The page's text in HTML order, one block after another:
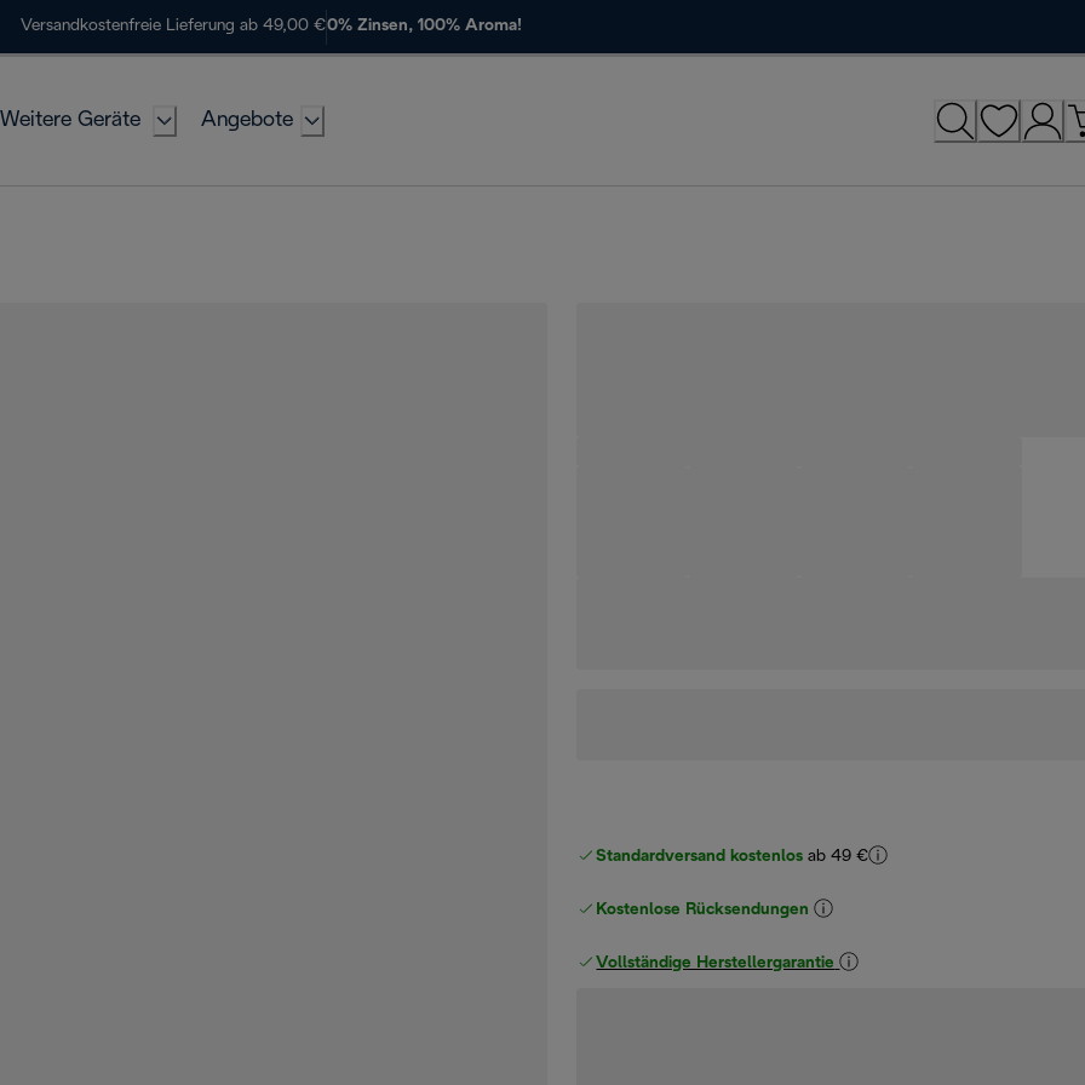
Versandkostenfreie Lieferung ab 49,00 €0% Zinsen, 100% Aroma!
Weitere Geräte Angebote
Standardversand kostenlos ab 49 €
Kostenlose Rücksendungen
Vollständige Herstellergarantie